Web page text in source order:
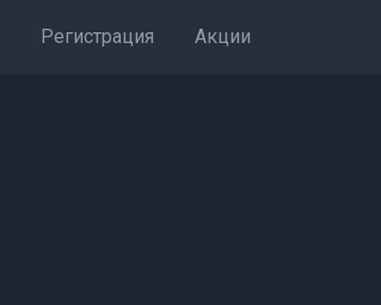
Регистрация Акции